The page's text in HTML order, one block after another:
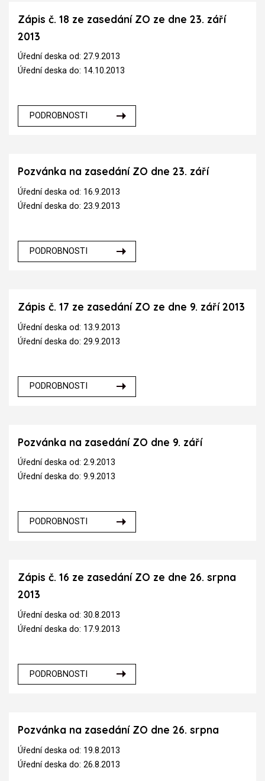
Zápis č. 18 ze zasedání ZO ze dne 23. září
2013
Úřední deska od: 27.9.2013
Úřední deska do: 14.10.2013
PODROBNOSTI
Pozvánka na zasedání ZO dne 23. září
Úřední deska od: 16.9.2013
Úřední deska do: 23.9.2013
PODROBNOSTI
Zápis č. 17 ze zasedání ZO ze dne 9. září 2013
Úřední deska od: 13.9.2013
Úřední deska do: 29.9.2013
PODROBNOSTI
Pozvánka na zasedání ZO dne 9. září
Úřední deska od: 2.9.2013
Úřední deska do: 9.9.2013
PODROBNOSTI
Zápis č. 16 ze zasedání ZO ze dne 26. srpna
2013
Úřední deska od: 30.8.2013
Úřední deska do: 17.9.2013
PODROBNOSTI
Pozvánka na zasedání ZO dne 26. srpna
Úřední deska od: 19.8.2013
Úřední deska do: 26.8.2013